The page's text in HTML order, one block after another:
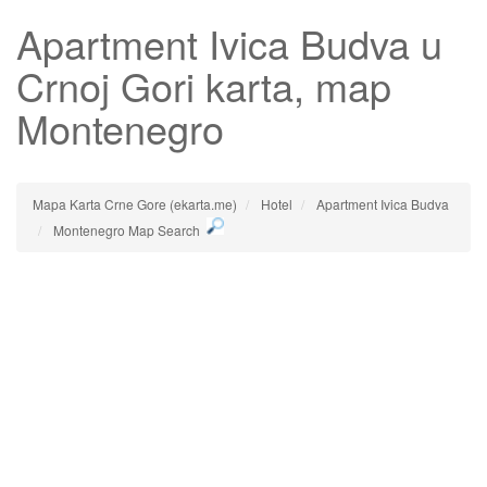
Apartment Ivica Budva u
Crnoj Gori karta, map
Montenegro
Mapa Karta Crne Gore (ekarta.me) Hotel
Apartment Ivica Budva
Montenegro Map Search